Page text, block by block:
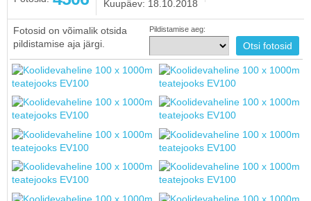
Kuupäev: 18.10.2018
Fotosid on võimalik otsida
pildistamise aja järgi.
Pildistamise aeg: